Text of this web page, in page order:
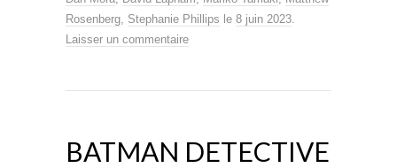
Rosenberg Stephanie Phillips le 8 juin 2023
Laisser un commentaire
BATMAN DETECTIVE